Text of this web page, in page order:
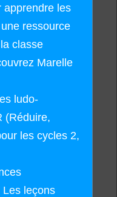
apprendre les
ressource
classe
Marelle
ludo-
(Réduire,
les cycles 2,
Les leçons